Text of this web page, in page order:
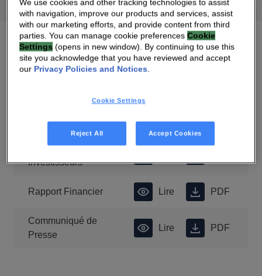
2026 2025 2024 2023 2022 2021
Résultats Annuels 2016
Présentation
Investisseurs
Rapport Financier Lire PDF
Communiqué de
Presse
Lire PDF
We use cookies and other tracking technologies to assist
with navigation, improve our products and services, assist
with our marketing efforts, and provide content from third
parties. You can manage cookie preferencesCookie
Settings (opens in new window). By continuing to use this
site you acknowledge that you have reviewed and accept
our Privacy Policies and Notices.
Cookie Settings
Reject All Accept Cookies